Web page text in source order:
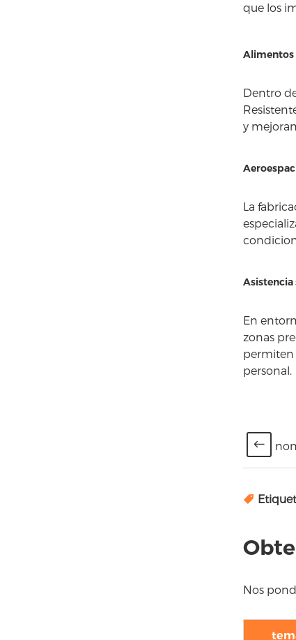
que los
Alimentos
Dentro
y
La
Asistencia
En
zonas
permiten
personal.
Nos